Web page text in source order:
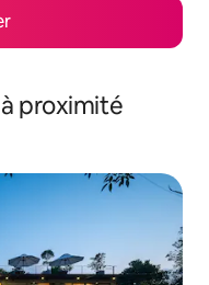
proximité
aimés